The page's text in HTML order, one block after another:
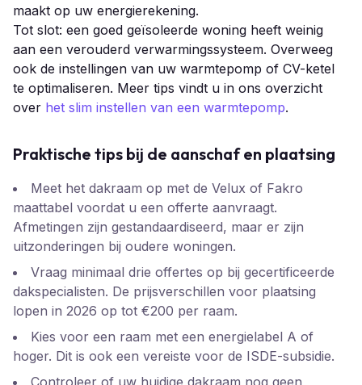
maakt op uw energierekening.
Tot slot: een goed geïsoleerde woning heeft weinig
aan een verouderd verwarmingssysteem. Overweeg
ook de instellingen van uw warmtepomp of CV-ketel
te optimaliseren. Meer tips vindt u in ons overzicht
over het slim instellen van een warmtepomp.
Praktische tips bij de aanschaf en plaatsing
Meet het dakraam op met de Velux of Fakro
maattabel voordat u een offerte aanvraagt.
Afmetingen zijn gestandaardiseerd, maar er zijn
uitzonderingen bij oudere woningen.
Vraag minimaal drie offertes op bij gecertificeerde
dakspecialisten. De prijsverschillen voor plaatsing
lopen in 2026 op tot €200 per raam.
Kies voor een raam met een energielabel A of
hoger. Dit is ook een vereiste voor de ISDE-subsidie.
Controleer of uw huidige dakraam nog geen